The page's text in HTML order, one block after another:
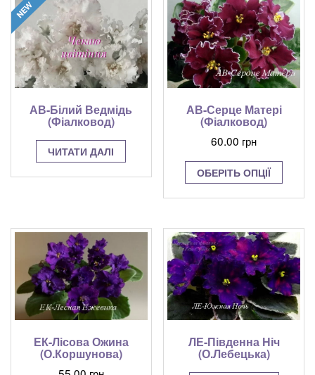
АВ-Білий Ведмідь
(Фіалковод)
ЧИТАТИ ДАЛІ
АВ-Серце Матері
(Фіалковод)
60.00 грн
ОБЕРІТЬ ОПЦІЇ
Цей
має
кілька
можна
на
товару
ЕК-Лісова Ожина
(О.Коршунова)
ЛЕ-Південна Ніч
(О.Лебецька)